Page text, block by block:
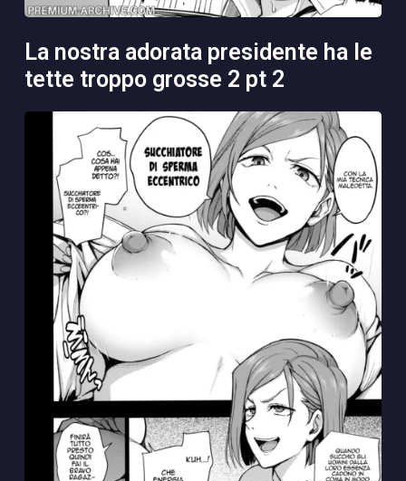
la nostra adorata presidente ha le
tette troppo grosse 2 pt 2